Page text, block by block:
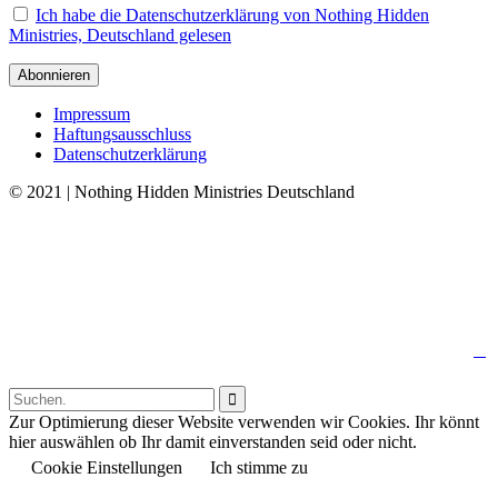
Ich habe die Datenschutzerklärung von Nothing Hidden
Ministries, Deutschland gelesen
Impressum
Haftungsausschluss
Datenschutzerklärung
© 2021 | Nothing Hidden Ministries Deutschland

Zur Optimierung dieser Website verwenden wir Cookies. Ihr könnt
hier auswählen ob Ihr damit einverstanden seid oder nicht.
Cookie Einstellungen
Ich stimme zu